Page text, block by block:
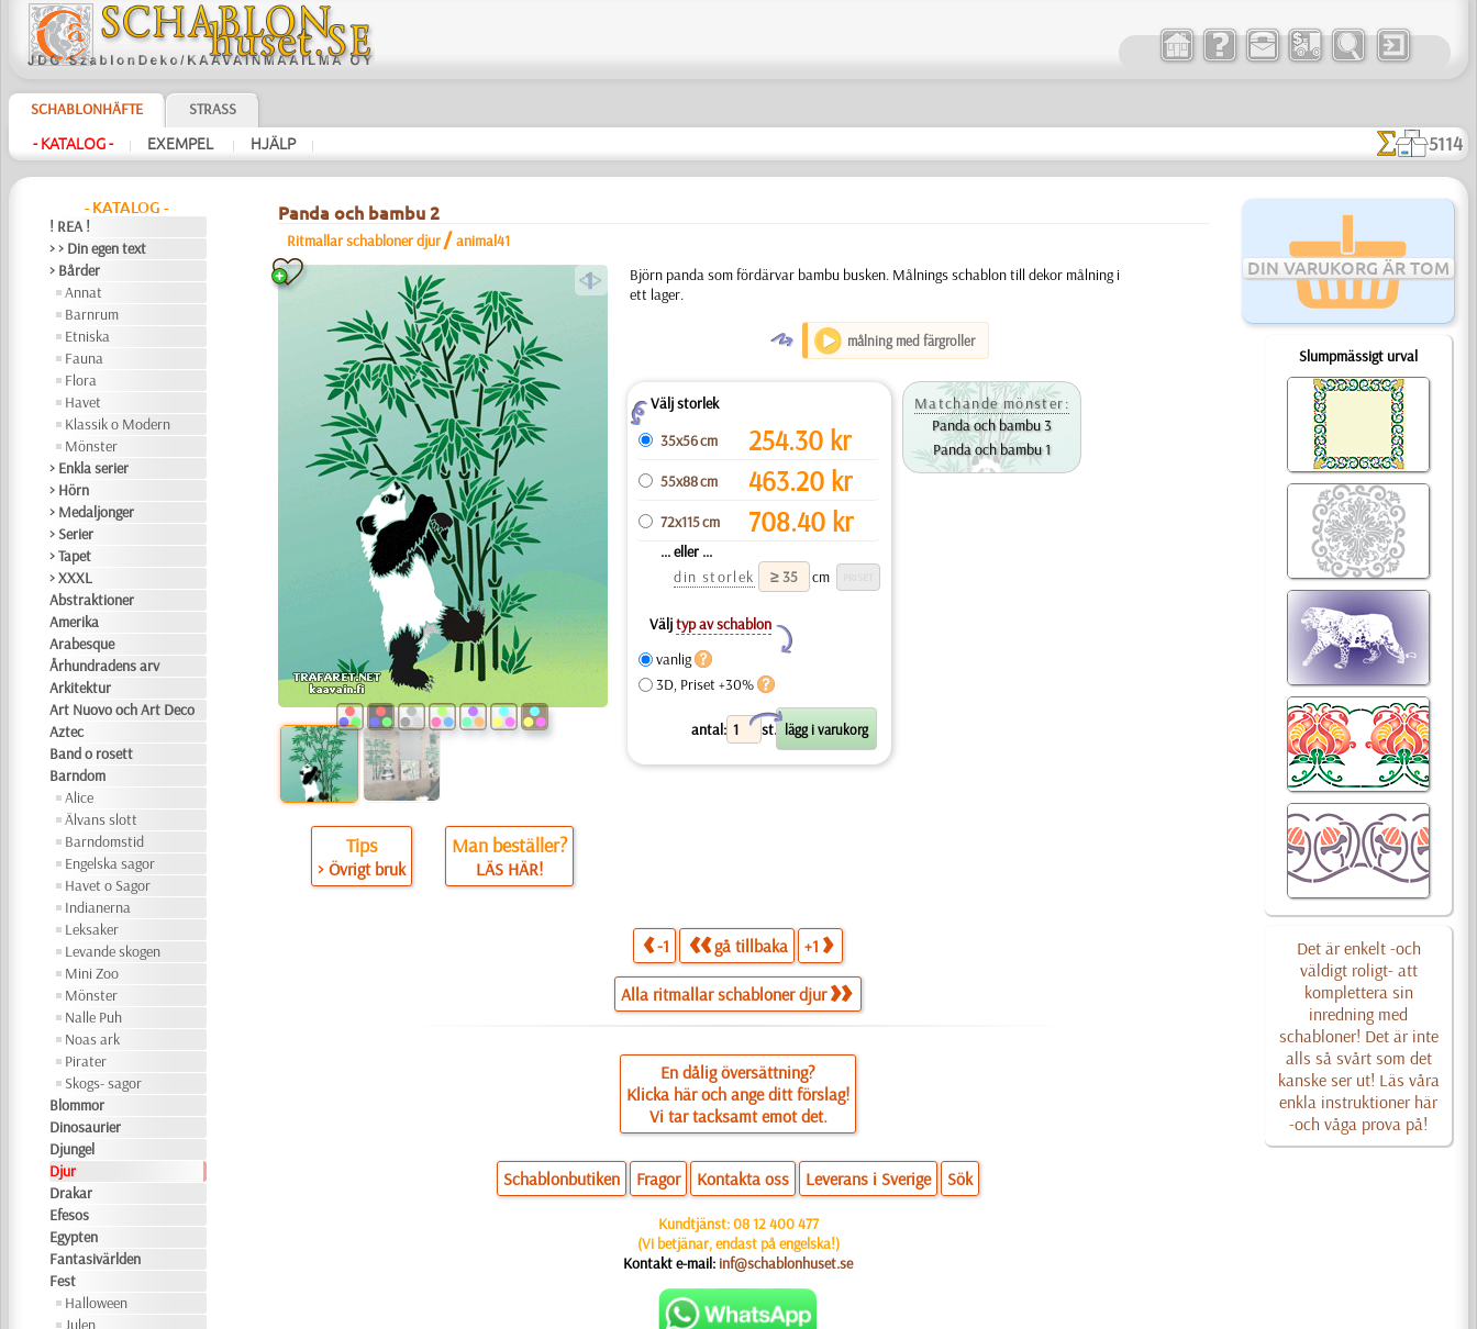
SCHABLONHÄFTE STRASS
- KATALOG - | EXEMPEL | HJÄLP | 5114
- KATALOG -
! REA !
> > Din egen text
> Bårder
Annat
Barnrum
Etniska
Fauna
Flora
Havet
Klassik o Modern
Mönster
> Enkla serier
> Hörn
> Medaljonger
> Serier
> Tapet
> XXXL
Abstraktioner
Amerika
Arabesque
Århundradens arv
Arkitektur
Art Nuovo och Art Deco
Aztec
Band o rosett
Barndom
Alice
Älvans slott
Barndomstid
Engelska sagor
Havet o Sagor
Indianerna
Leksaker
Levande skogen
Mini Zoo
Mönster
Nalle Puh
Noas ark
Pirater
Skogs- sagor
Blommor
Dinosaurier
Djungel
Djur
Drakar
Efesos
Egypten
Fantasivärlden
Fest
Halloween
Julen
DIN VARUKORG ÄR TOM
Slumpmässigt urval
Det är enkelt -och
väldigt roligt- att
komplettera sin
inredning med
schabloner! Det är inte
alls så svårt som det
kanske ser ut! Läs våra
enkla instruktioner här
-och våga prova på!
Panda och bambu 2
Ritmallar schabloner djur /animal41
a
Tips
> Övrigt bruk
Man beställer?
LÄS HÄR!
Björn panda som fördärvar bambu busken. Målnings schablon till dekor målning i
ett lager.
O målning med färgroller
ZVälj storlek
35x56 cm
254.30kr
55x88 cm 463.20kr
72x115 cm 708.40kr
... eller ...
din storlek
cm
Väljtyp av schablon
Y
vanlig
3D, Priset +30%
antal: st.
X
Matchande mönster:
Panda och bambu 3
Panda och bambu 1
-1 gå tillbaka +1
Alla ritmallar schabloner djur
En dålig översättning?
Klicka här och ange ditt förslag!
Vi tar tacksamt emot det.
Schablonbutiken Fragor Kontakta oss Leverans i Sverige Sök
Kundtjänst:08 12 400 477
(Vi betjänar, endast på engelska!)
Kontakt e-mail: inf@schablonhuset.se